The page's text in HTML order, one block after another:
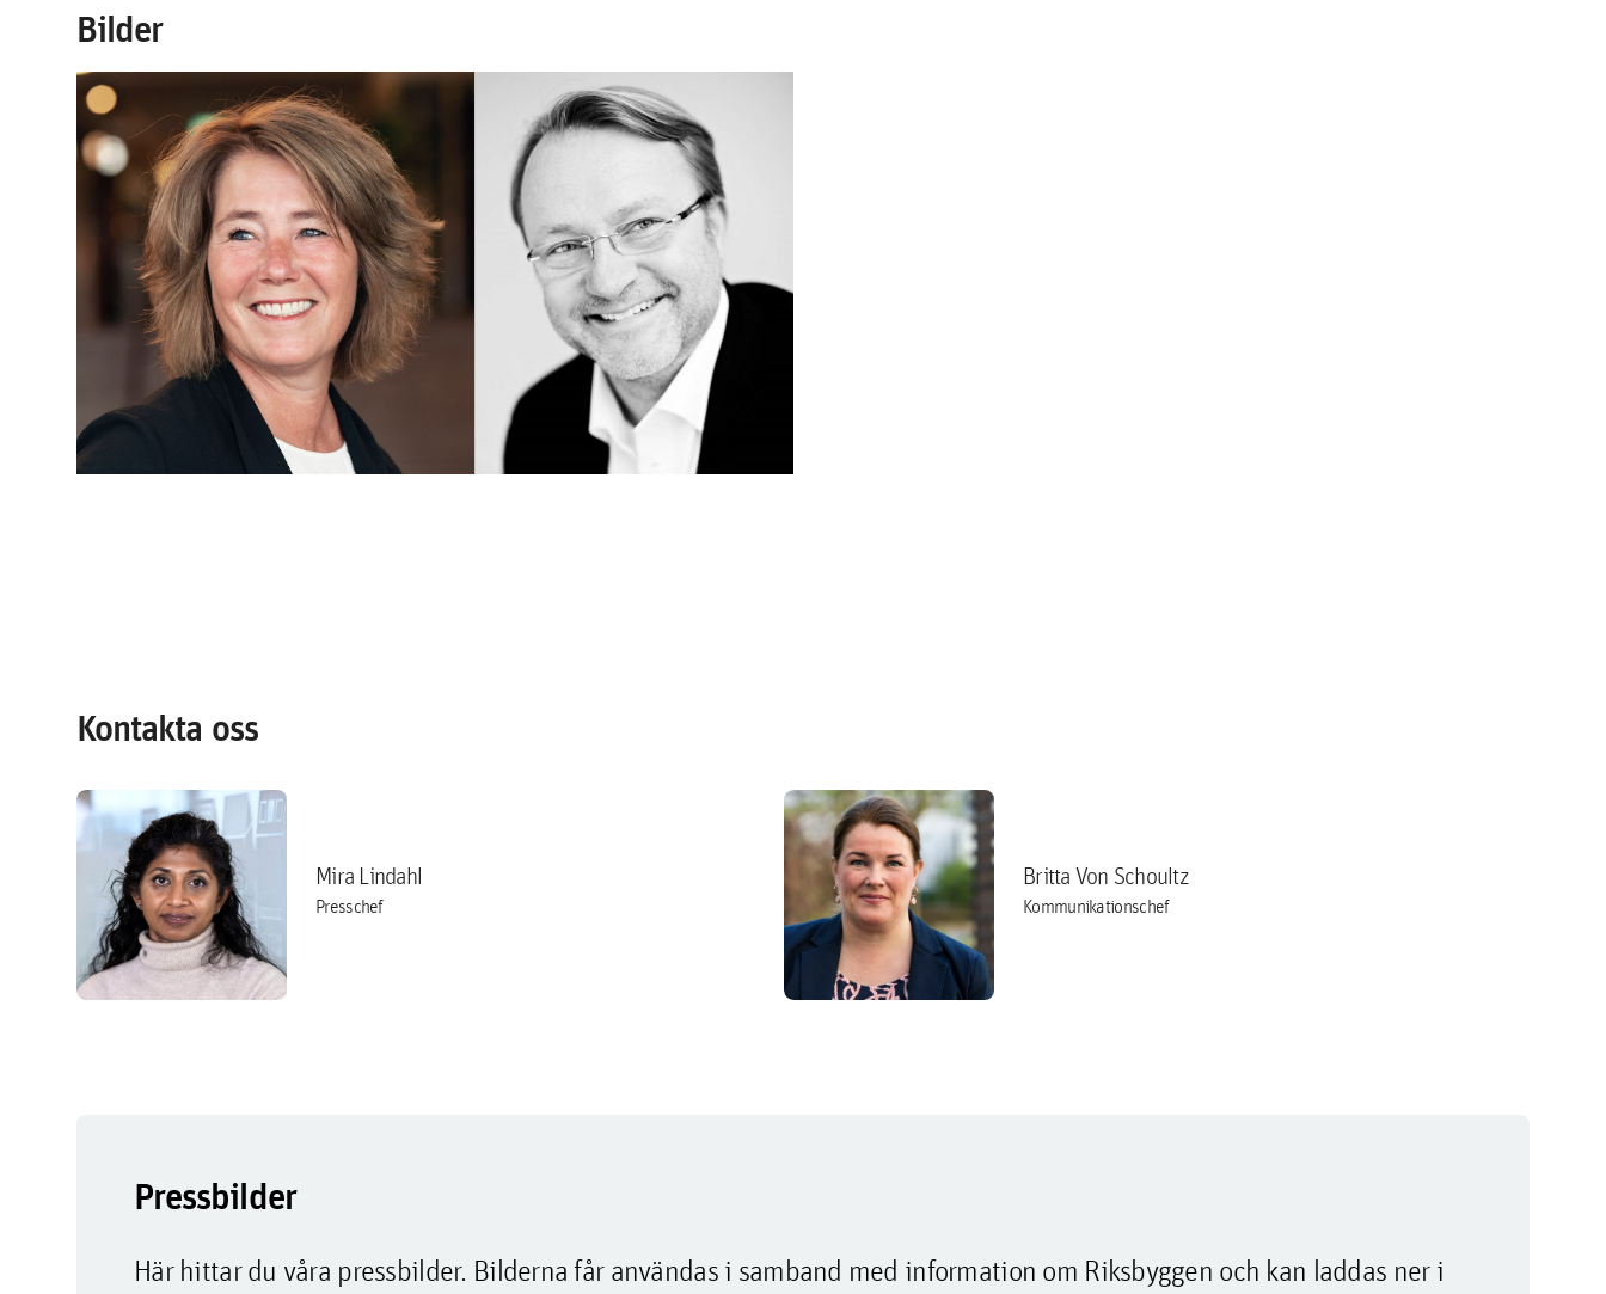
Bilder
Kontakta oss
Mira Lindahl
Presschef
Britta Von Schoultz
Kommunikationschef
Pressbilder
Här hittar du våra pressbilder. Bilderna får användas i samband med information om Riksbyggen och kan laddas ner i